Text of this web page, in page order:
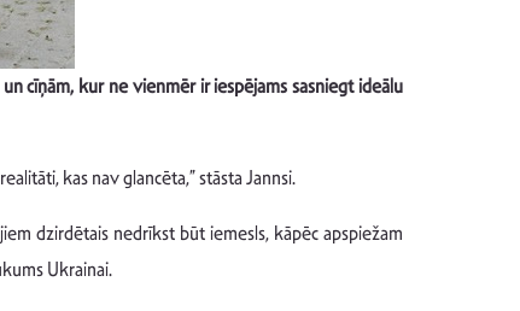
cīņām, kur ne vienmēr ir iespējams sasniegt ideālu
kas nav glancēta,” stāsta Jannsi.
dzirdētais nedrīkst būt iemesls, kāpēc apspiežam
Ukrainai.